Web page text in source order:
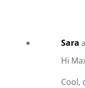
Sara
Hi
Cool,